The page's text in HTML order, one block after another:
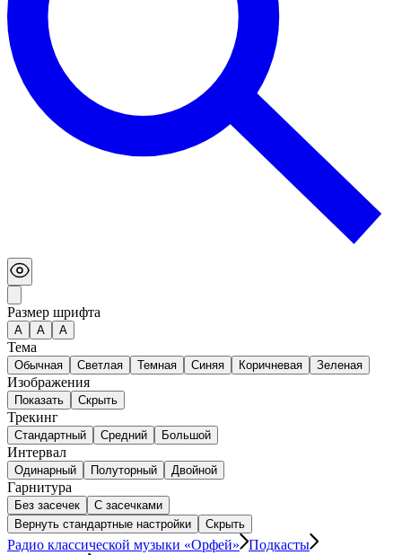
Размер шрифта
А A A
Тема
Обычная Светлая Темная Синяя Коричневая Зеленая
Изображения
Показать Скрыть
Трекинг
Стандартный Средний Большой
Интервал
Одинарный Полуторный Двойной
Гарнитура
Без засечек
С засечками
Вернуть стандартные настройки
Скрыть
Радио классической музыки «Орфей»
Подкасты